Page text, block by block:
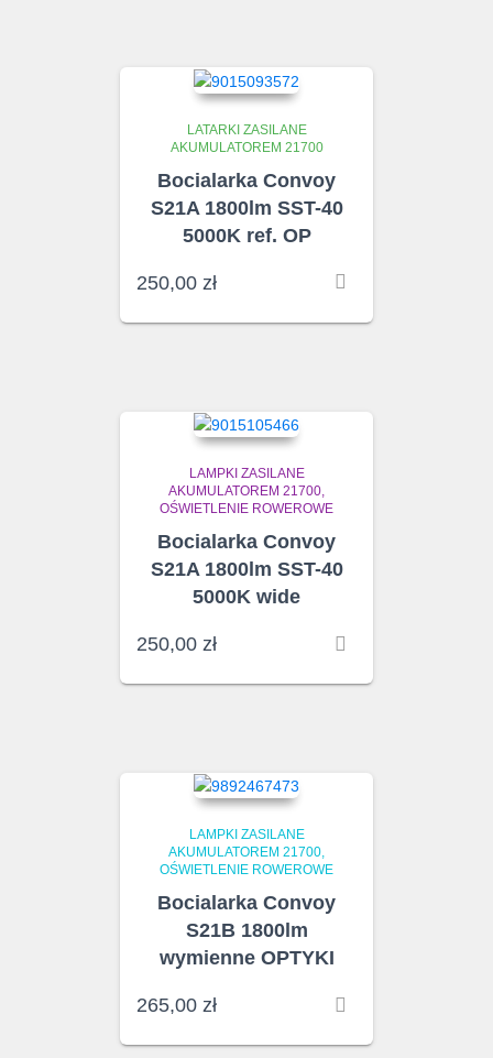
LATARKI ZASILANE
AKUMULATOREM 21700
Bocialarka Convoy
S21A 1800lm SST-40
5000K ref. OP
250,00 zł
LAMPKI ZASILANE
AKUMULATOREM 21700
OŚWIETLENIE ROWEROWE
Bocialarka Convoy
S21A 1800lm SST-40
5000K wide
250,00 zł
LAMPKI ZASILANE
AKUMULATOREM 21700
OŚWIETLENIE ROWEROWE
Bocialarka Convoy
S21B 1800lm
wymienne OPTYKI
265,00 zł